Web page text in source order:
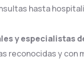
hasta
y especialistas
reconocidas y con